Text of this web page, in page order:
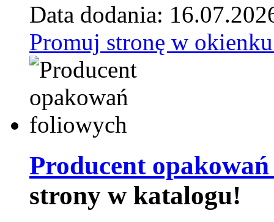
Data dodania:
Promuj stronę w
Producent
strony w katalogu!